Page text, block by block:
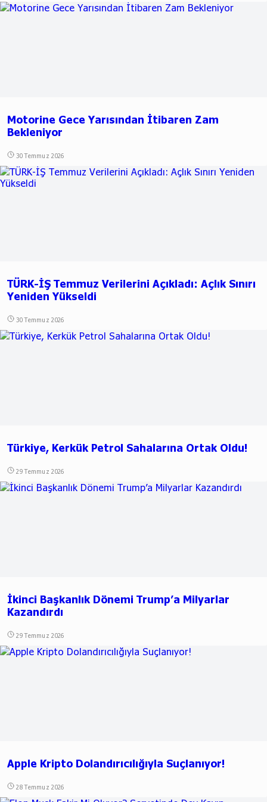
Motorine Gece Yarısından İtibaren Zam
Bekleniyor
30 Temmuz 2026
TÜRK-İŞ Temmuz Verilerini Açıkladı: Açlık Sınırı
Yeniden Yükseldi
30 Temmuz 2026
Türkiye, Kerkük Petrol Sahalarına Ortak Oldu!
29 Temmuz 2026
İkinci Başkanlık Dönemi Trump’a Milyarlar
Kazandırdı
29 Temmuz 2026
Apple Kripto Dolandırıcılığıyla Suçlanıyor!
28 Temmuz 2026